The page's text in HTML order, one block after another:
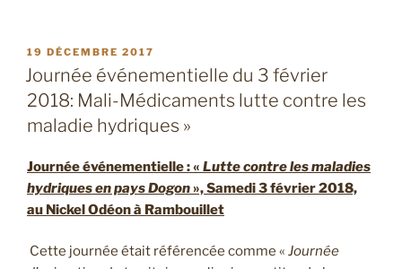
PUBLIÉ
LE
19 DÉCEMBRE 2017
Journée événementielle du 3 février
2018: Mali-Médicaments lutte contre les
maladie hydriques »
Journée événementielle : « Lutte contre les maladies
hydriques en pays Dogon», Samedi 3 février 2018,
au Nickel Odéon à Rambouillet
Cette journée était référencée comme « Journée